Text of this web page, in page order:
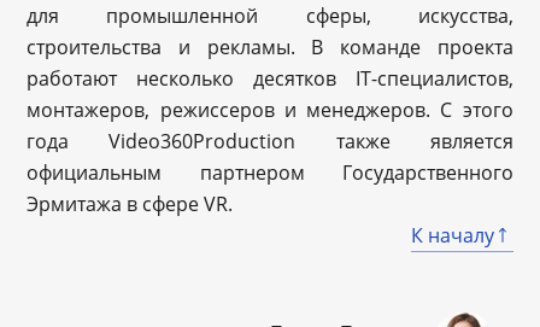
для промышленной сферы, искусства,
строительства и рекламы. В команде проекта
работают несколько десятков IT-специалистов,
монтажеров, режиссеров и менеджеров. С этого
года Video360Production также является
официальным партнером Государственного
Эрмитажа в сфере VR.
К началу